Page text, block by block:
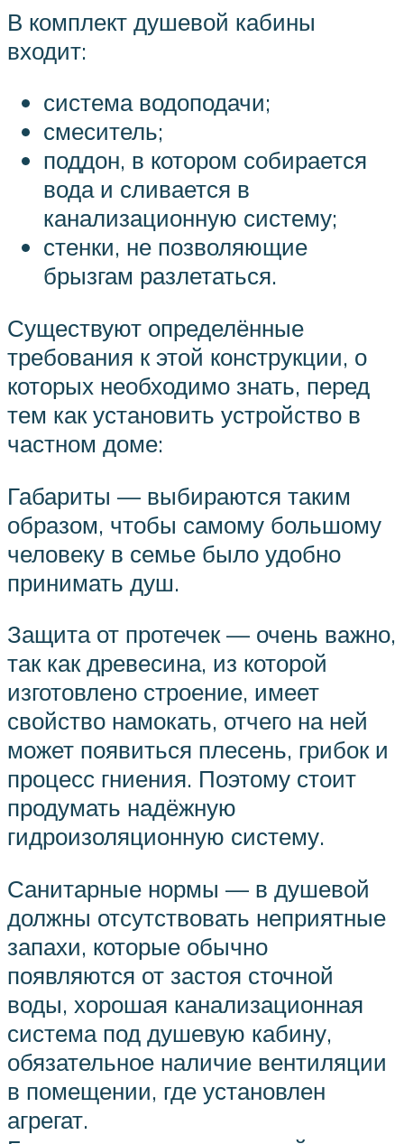
В комплект душевой кабины
входит:
система водоподачи;
смеситель;
поддон, в котором собирается
вода и сливается в
канализационную систему;
стенки, не позволяющие
брызгам разлетаться.
Существуют определённые
требования к этой конструкции, о
которых необходимо знать, перед
тем как установить устройство в
частном доме:
Габариты — выбираются таким
образом, чтобы самому большому
человеку в семье было удобно
принимать душ.
Защита от протечек — очень важно,
так как древесина, из которой
изготовлено строение, имеет
свойство намокать, отчего на ней
может появиться плесень, грибок и
процесс гниения. Поэтому стоит
продумать надёжную
гидроизоляционную систему.
Санитарные нормы — в душевой
должны отсутствовать неприятные
запахи, которые обычно
появляются от застоя сточной
воды, хорошая канализационная
система под душевую кабину,
обязательное наличие вентиляции
в помещении, где установлен
агрегат.